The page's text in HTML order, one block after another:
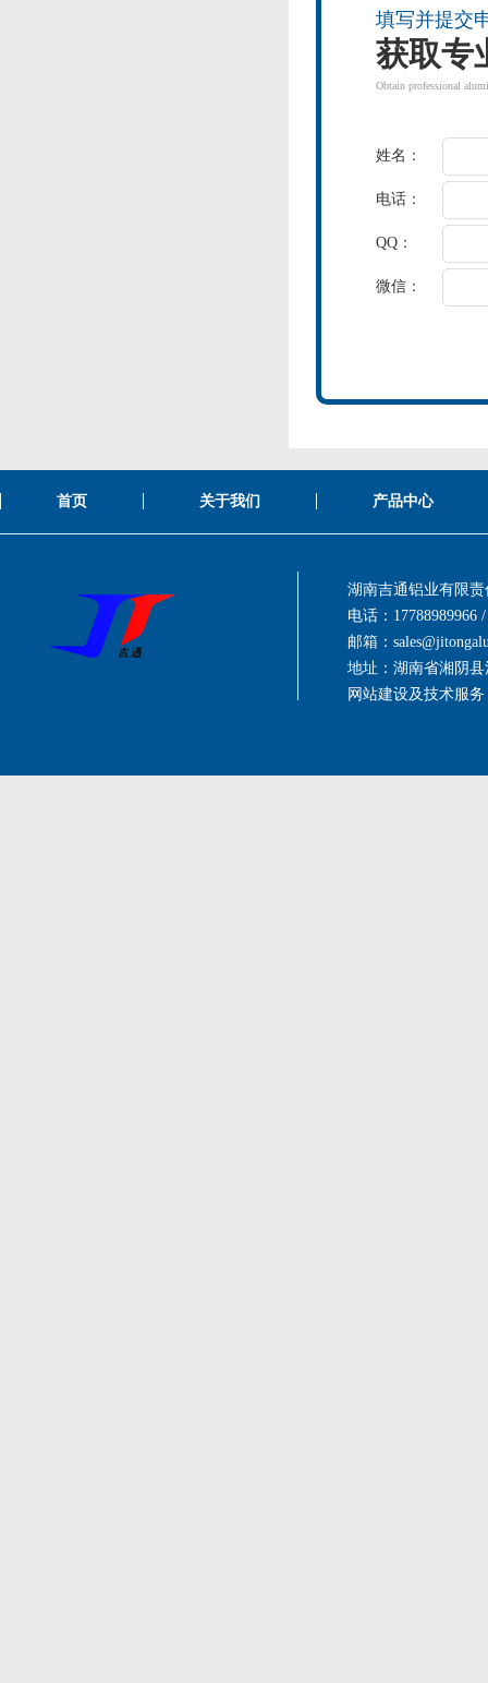
填写并提交
获取专
Obtain professional
姓名：
电话：
QQ：
微信：
首页 关于我们 产品中心
湖南吉通铝业有限
电话：17788989966
邮箱：
地址：湖南省湘阴
网站建设及技术服